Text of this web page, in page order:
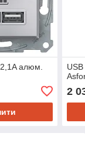
алюм.
USB
2